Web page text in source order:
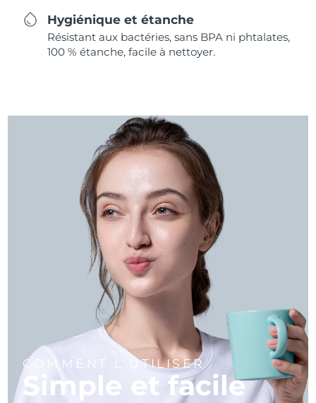
Hygiénique et étanche
Résistant aux bactéries, sans BPA ni phtalates,
100 % étanche, facile à nettoyer.
COMMENT L'UTILISER
Simple et facile